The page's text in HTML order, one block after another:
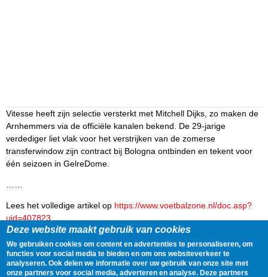
Vitesse heeft zijn selectie versterkt met Mitchell Dijks, zo maken de
Arnhemmers via de officiële kanalen bekend. De 29-jarige
verdediger liet vlak voor het verstrijken van de zomerse
transferwindow zijn contract bij Bologna ontbinden en tekent voor
één seizoen in GelreDome.
Lees het volledige artikel op https://www.voetbalzone.nl/doc.asp?
uid=407823
Delen 2 September, 2022 - 16:31
Gegevens
Deze website maakt gebruik van cookies
We gebruiken cookies om content en advertenties te personaliseren, om
functies voor social media te bieden en om ons websiteverkeer te
analyseren. Ook delen we informatie over uw gebruik van onze site met
onze partners voor social media, adverteren en analyse. Deze partners